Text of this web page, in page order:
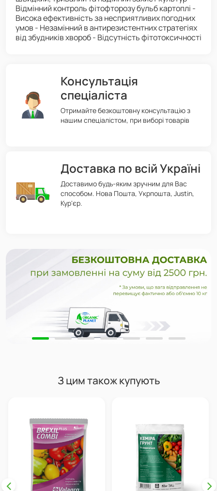
Відмінний контроль фітофторозу бульб картоплі -
Висока ефективність за несприятливих погодних
умов - Незамінний в антирезистентних стратегіях
від збудників хвороб - Відсутність фітотоксичності
Консультація
спеціаліста
Отримайте безкоштовну консультацію з
нашим спеціалістом, при виборі товарів
Доставка по всій Україні
Доставимо будь-яким зручним для Вас
способом. Нова Пошта, Укрпошта, Justin,
Кур'єр.
З цим також купують